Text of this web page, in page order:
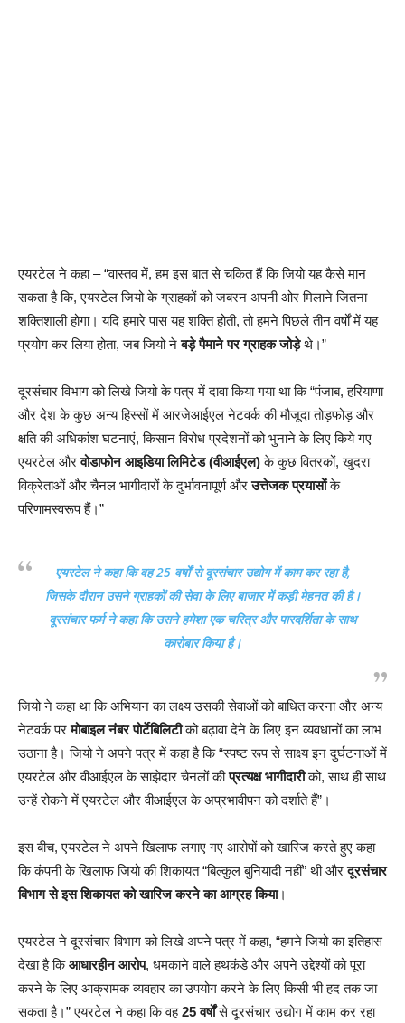
एयरटेल ने कहा – “वास्तव में, हम इस बात से चकित हैं कि जियो यह कैसे मान
सकता है कि, एयरटेल जियो के ग्राहकों को जबरन अपनी ओर मिलाने जितना
शक्तिशाली होगा। यदि हमारे पास यह शक्ति होती, तो हमने पिछले तीन वर्षों में यह
प्रयोग कर लिया होता, जब जियो नेबड़े पैमाने पर ग्राहक जोड़ेथे।”
दूरसंचार विभाग को लिखे जियो के पत्र में दावा किया गया था कि “पंजाब, हरियाणा
और देश के कुछ अन्य हिस्सों में आरजेआईएल नेटवर्क की मौजूदा तोड़फोड़ और
क्षति की अधिकांश घटनाएं, किसान विरोध प्रदेशनों को भुनाने के लिए किये गए
एयरटेल औरवोडाफोन आइडिया लिमिटेड (वीआईएल)के कुछ वितरकों, खुदरा
विक्रेताओं और चैनल भागीदारों के दुर्भावनापूर्ण औरउत्तेजक प्रयासोंके
परिणामस्वरूप हैं।”
एयरटेल ने कहा कि वह 25 वर्षों से दूरसंचार उद्योग में काम कर रहा है,
जिसके दौरान उसने ग्राहकों की सेवा के लिए बाजार में कड़ी मेहनत की है।
दूरसंचार फर्म ने कहा कि उसने हमेशा एक चरित्र और पारदर्शिता के साथ
कारोबार किया है।
जियो ने कहा था कि अभियान का लक्ष्य उसकी सेवाओं को बाधित करना और अन्य
नेटवर्क परमोबाइल नंबर पोर्टेबिलिटीको बढ़ावा देने के लिए इन व्यवधानों का लाभ
उठाना है। जियो ने अपने पत्र में कहा है कि “स्पष्ट रूप से साक्ष्य इन दुर्घटनाओं में
एयरटेल और वीआईएल के साझेदार चैनलों कीप्रत्यक्ष भागीदारीको, साथ ही साथ
उन्हें रोकने में एयरटेल और वीआईएल के अप्रभावीपन को दर्शाते हैं”।
इस बीच, एयरटेल ने अपने खिलाफ लगाए गए आरोपों को खारिज करते हुए कहा
कि कंपनी के खिलाफ जियो की शिकायत “बिल्कुल बुनियादी नहीं” थी औरदूरसंचार
विभाग से इस शिकायत को खारिज करने का आग्रह किया।
एयरटेल ने दूरसंचार विभाग को लिखे अपने पत्र में कहा, “हमने जियो का इतिहास
देखा है किआधारहीन आरोप, धमकाने वाले हथकंडे और अपने उद्देश्यों को पूरा
करने के लिए आक्रामक व्यवहार का उपयोग करने के लिए किसी भी हद तक जा
सकता है।” एयरटेल ने कहा कि वह25 वर्षोंसे दूरसंचार उद्योग में काम कर रहा